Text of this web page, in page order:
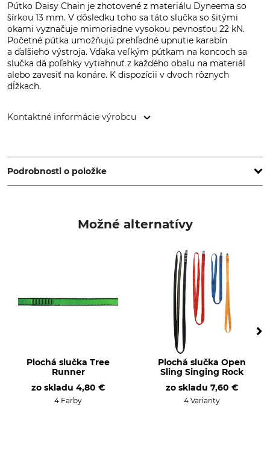
Pútko Daisy Chain je zhotovené z materiálu Dyneema so
šírkou 13 mm. V dôsledku toho sa táto slučka so šitými
okami vyznačuje mimoriadne vysokou pevnosťou 22 kN.
Početné pútka umožňujú prehľadné upnutie karabín
a ďalšieho výstroja. Vďaka veľkým pútkam na koncoch sa
slučka dá poľahky vytiahnuť z každého obalu na materiál
alebo zavesiť na konáre. K dispozícii v dvoch rôznych
dĺžkach.
Kontaktné informácie výrobcu
Rozbělesy, Czech Republic, www.rockempire.cz
Podrobnosti o položke
Daisy Chain
Made in Czech Republic
Zaťaženie na medzi
pevnosti
Možné alternatívy
Plochá slučka Tree
Runner
zo skladu 4,80 €
4 Farby
Plochá slučka Open
Sling Singing Rock
zo skladu 7,60 €
4 Varianty